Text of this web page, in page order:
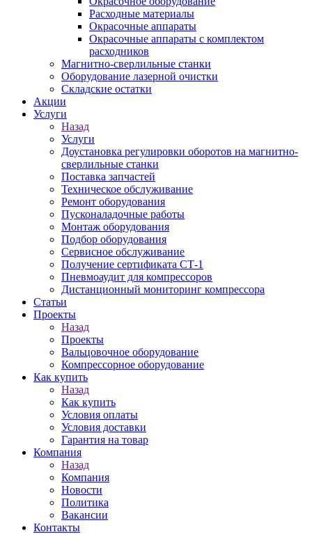
Расходные материалы
Окрасочные аппараты
Окрасочные аппараты с комплектом
расходников
Магнитно-сверлильные станки
Оборудование лазерной очистки
Складские остатки
Акции
Услуги
Назад
Услуги
Доустановка регулировки оборотов на магнитно-
сверлильные станки
Поставка запчастей
Техническое обслуживание
Ремонт оборудования
Пусконаладочные работы
Монтаж оборудования
Подбор оборудования
Сервисное обслуживание
Получение сертификата СТ-1
Пневмоаудит для компрессоров
Дистанционный мониторинг компрессора
Статьи
Проекты
Назад
Проекты
Вальцовочное оборудование
Компрессорное оборудование
Как купить
Назад
Как купить
Условия оплаты
Условия доставки
Гарантия на товар
Компания
Назад
Компания
Новости
Политика
Вакансии
Контакты